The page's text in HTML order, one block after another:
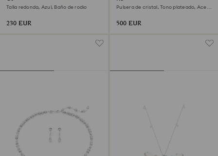
Talla redonda, Azul, Baño de rodio
230 EUR
Pulsera de cristal, Tono plateado, Acero
500 EUR